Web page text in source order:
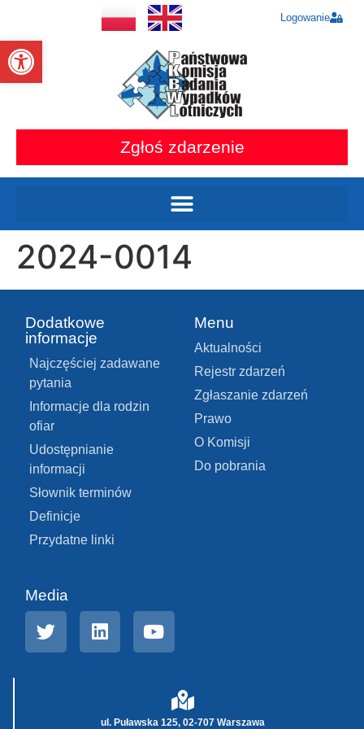
Otwórz pasek narzędzi
Logowanie
Zgłoś zdarzenie
2024-0014
Dodatkowe
informacje
Najczęściej zadawane
pytania
Informacje dla rodzin
ofiar
Udostępnianie
informacji
Słownik terminów
Definicje
Przydatne linki
Menu
Aktualności
Rejestr zdarzeń
Zgłaszanie zdarzeń
Prawo
O Komisji
Do pobrania
Media
ul. Puławska 125, 02-707 Warszawa